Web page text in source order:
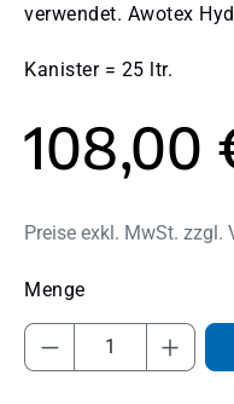
verwendet. Awotex
Kanister = 25 ltr.
108,00
Preise exkl. MwSt. zzgl.
Produkt Anzahl: